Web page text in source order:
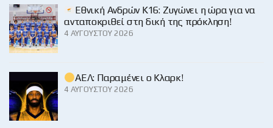
Εθνική Ανδρών Κ16: Ζυγώνει η ώρα για να
ανταποκριθεί στη δική της πρόκληση!
4 ΑΥΓΟΎΣΤΟΥ 2026
ΑΕΛ: Παραμένει ο Κλαρκ!
4 ΑΥΓΟΎΣΤΟΥ 2026